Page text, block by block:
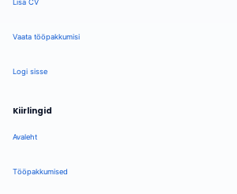
Lisa CV
Vaata tööpakkumisi
Logi sisse
Kiirlingid
Avaleht
Tööpakkumised